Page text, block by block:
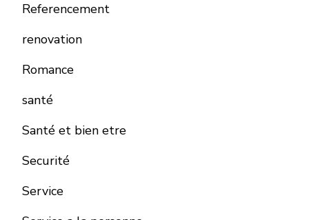
Referencement
renovation
Romance
santé
Santé et bien etre
Securité
Service